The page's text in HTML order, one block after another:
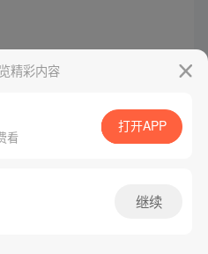
精彩内容
看
打开APP
继续
读书 QQ阅读
粤B2-20090059-5